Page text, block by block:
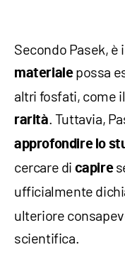
Secondo Pasek,
materialepossa
altri fosfati, come
rarità . Tuttavia,
approfondire lo
cercare di capire
ufficialmente
ulteriore
scientifica.